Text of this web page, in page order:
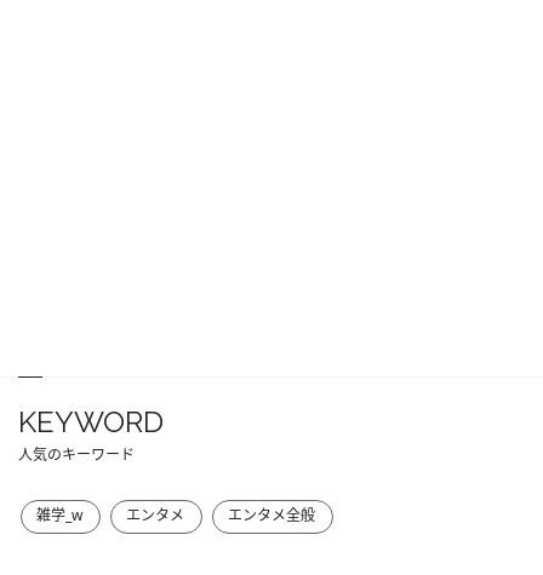
KEYWORD
人気のキーワード
雑学_w エンタメ エンタメ全般